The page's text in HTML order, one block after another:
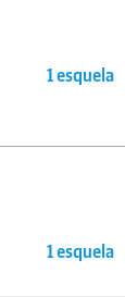
1 esquela
1 esquela